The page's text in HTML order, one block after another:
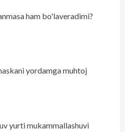
ham bo'laveradimi?
yordamga muhtoj
yurti mukammallashuvi